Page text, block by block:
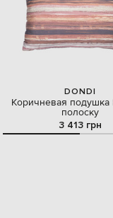
DONDI
Коричневая подушка
полоску
3 413 грн